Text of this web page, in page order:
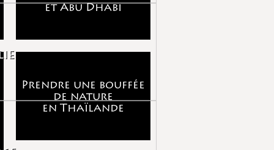
et Abu Dhabi
Prendre une bouffée
de nature
en Thaïlande